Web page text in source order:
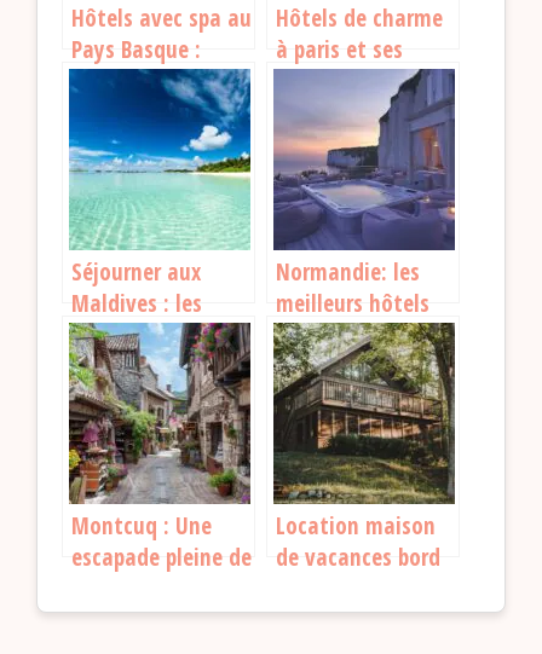
Hôtels avec spa au
Pays Basque :
détente et luxe
entre océan et
montagnes
Hôtels de charme
à paris et ses
environs : où poser
ses valises ?
Séjourner aux
Maldives : les
meilleurs hôtels
sur pilotis pour
des vacances
inoubliables
Normandie: les
meilleurs hôtels
spa pour se
détendre
Montcuq : Une
escapade pleine de
découvrir
Location maison
de vacances bord
meilleures